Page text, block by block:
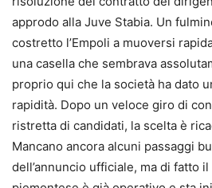
approdo alla Juve Stabia. Un
costretto l’Empoli a muoversi
una casella che sembrava
proprio qui che la società ha dato
rapidità. Dopo un veloce giro di
ristretta di candidati, la scelta è
Mancano ancora alcuni passaggi
dell’annuncio ufficiale, ma di fatto